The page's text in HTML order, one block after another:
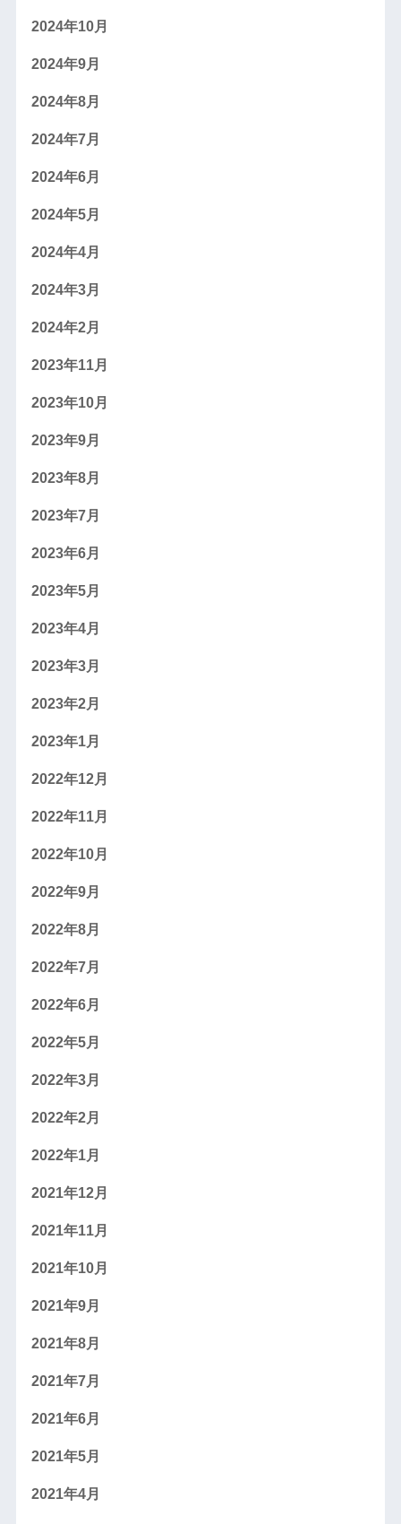
2024年10月
2024年9月
2024年8月
2024年7月
2024年6月
2024年5月
2024年4月
2024年3月
2024年2月
2023年11月
2023年10月
2023年9月
2023年8月
2023年7月
2023年6月
2023年5月
2023年4月
2023年3月
2023年2月
2023年1月
2022年12月
2022年11月
2022年10月
2022年9月
2022年8月
2022年7月
2022年6月
2022年5月
2022年3月
2022年2月
2022年1月
2021年12月
2021年11月
2021年10月
2021年9月
2021年8月
2021年7月
2021年6月
2021年5月
2021年4月